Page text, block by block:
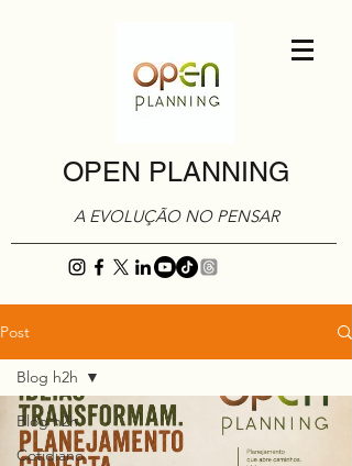
OPEN PLANNING
A EVOLUÇÃO NO PENSAR
Post
Blog h2h
Cotidiano
Blog h2h